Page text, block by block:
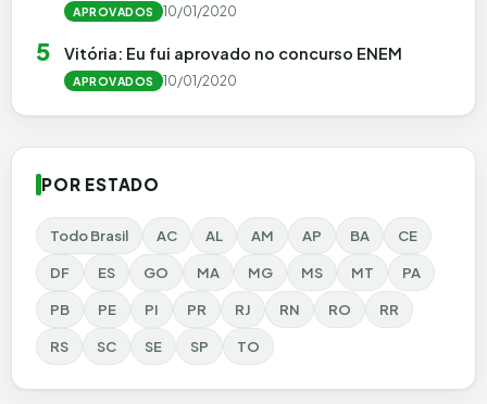
APROVADOS 10/01/2020
5 Vitória: Eu fui aprovado no concurso ENEM
APROVADOS 10/01/2020
POR ESTADO
Todo Brasil AC AL AM AP BA CE
DF ES GO MA MG MS MT PA
PB PE PI PR RJ RN RO RR
RS SC SE SP TO